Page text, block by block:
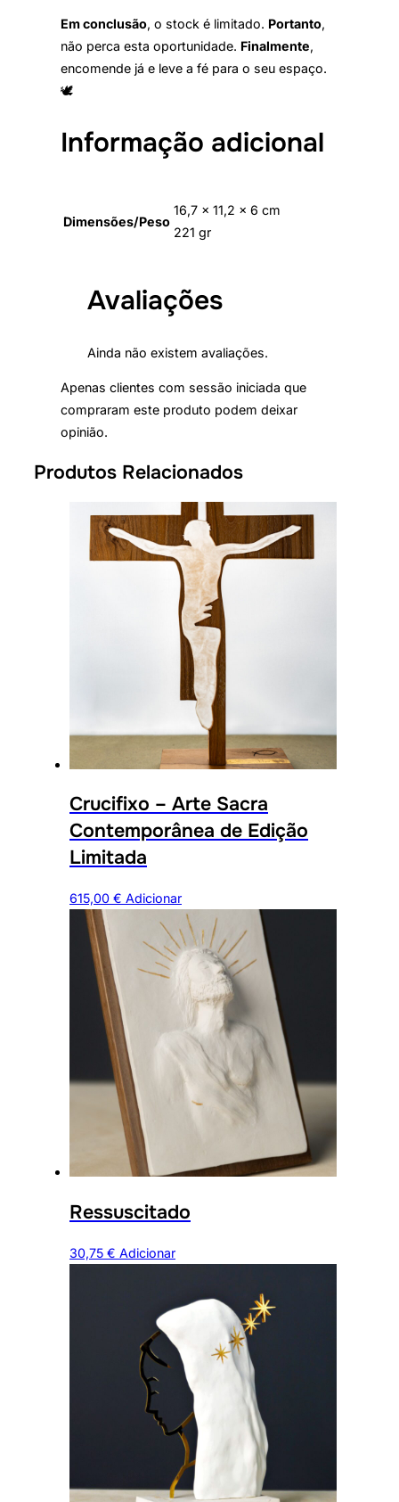
Em conclusão, o stock é limitado. Portanto,
não perca esta oportunidade. Finalmente,
encomende já e leve a fé para o seu espaço.
🕊️
Informação adicional
Dimensões/Peso
16,7 × 11,2 × 6 cm
221 gr
Avaliações
Ainda não existem avaliações.
Apenas clientes com sessão iniciada que
compraram este produto podem deixar
opinião.
Produtos Relacionados
Crucifixo – Arte Sacra
Contemporânea de Edição
Limitada
615,00 € Adicionar
Ressuscitado
30,75 € Adicionar